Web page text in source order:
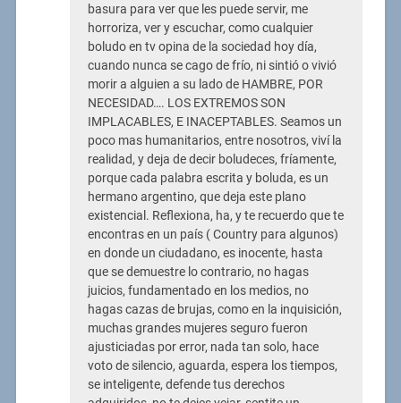
basura para ver que les puede servir, me
horroriza, ver y escuchar, como cualquier
boludo en tv opina de la sociedad hoy día,
cuando nunca se cago de frío, ni sintió o vivió
morir a alguien a su lado de HAMBRE, POR
NECESIDAD…. LOS EXTREMOS SON
IMPLACABLES, E INACEPTABLES. Seamos un
poco mas humanitarios, entre nosotros, viví la
realidad, y deja de decir boludeces, fríamente,
porque cada palabra escrita y boluda, es un
hermano argentino, que deja este plano
existencial. Reflexiona, ha, y te recuerdo que te
encontras en un país ( Country para algunos)
en donde un ciudadano, es inocente, hasta
que se demuestre lo contrario, no hagas
juicios, fundamentado en los medios, no
hagas cazas de brujas, como en la inquisición,
muchas grandes mujeres seguro fueron
ajusticiadas por error, nada tan solo, hace
voto de silencio, aguarda, espera los tiempos,
se inteligente, defende tus derechos